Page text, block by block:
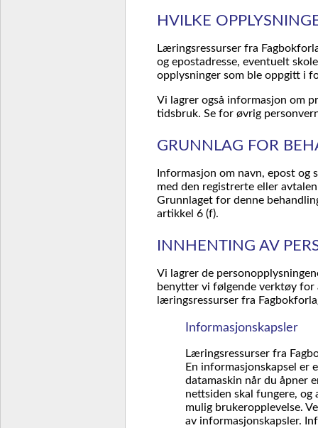
HVILKE
Læringsressurser fra
og epostadresse, eventuelt
opplysninger som ble oppgitt i
Vi lagrer også informasjon om
tidsbruk. Se for øvrig
GRUNNLAG FOR
Informasjon om navn, epost
med den registrerte eller
Grunnlaget for denne
artikkel 6 (f).
INNHENTING AV
Vi lagrer de
benytter vi følgende verktøy
læringsressurser fra
Informasjonskapsler
Læringsressurser fra
En informasjonskapsel er
datamaskin når du åpner
nettsiden skal fungere, og
mulig brukeropplevelse.
av informasjonskapsler.